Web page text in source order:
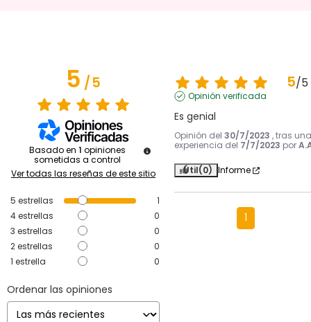
5/5
Basado en 1 opiniones
sometidas a control
Ver todas las reseñas de este sitio
5 estrellas
1
4estrellas
0
3 estrellas
0
2estrellas
0
1 estrella 0
Ordenar las opiniones
5/5
Opinión verificada
Es genial
Opinión del 30/7/2023 , tras una
experiencia del 7/7/2023 por
Útil(0) Informe
1